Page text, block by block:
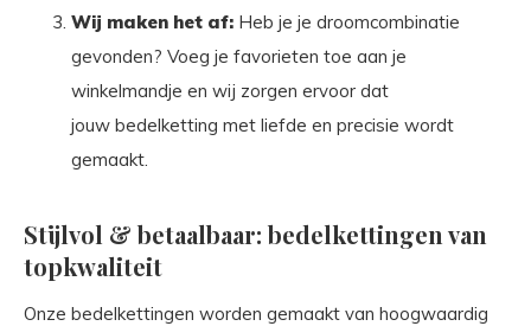
Wij maken het af: Heb je je droomcombinatie
gevonden? Voeg je favorieten toe aan je
winkelmandje en wij zorgen ervoor dat
jouw bedelketting met liefde en precisie wordt
gemaakt.
Stijlvol & betaalbaar: bedelkettingen van
topkwaliteit
Onze bedelkettingen worden gemaakt van hoogwaardig